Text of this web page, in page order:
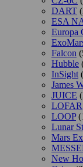
DART
ESA
Europa
Falcon
Hubble
InSight
James
JUICE
LOFAR
LOOP
Lunar
Mars
New